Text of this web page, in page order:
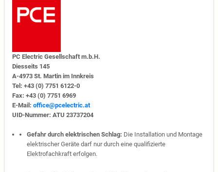
PC Electric Gesellschaft m.b.H.
Diesseits 145
A-4973 St. Martin im Innkreis
Tel: +43 (0) 7751 6122-0
Fax: +43 (0) 7751 6969
E-Mail: office@pcelectric.at
UID-Nummer: ATU 23737204
Gefahr durch elektrischen Schlag: Die Installation und Montage
elektrischer Geräte darf nur durch eine qualifizierte
Elektrofachkraft erfolgen.